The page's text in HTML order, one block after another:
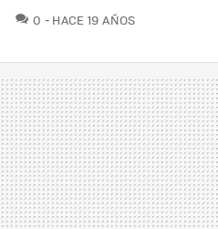
0 COMENTARIOS
HACE 19 AÑOS